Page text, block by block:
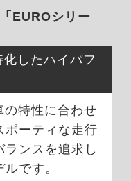
EUROシリー
したハイパフ
の特性に合わせ
ポーティな走行
ンスを追求し
です。